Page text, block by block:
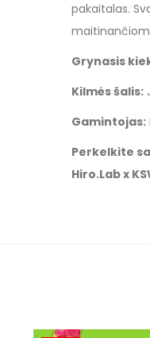
pakaitalas.
Grynasis
Kilmės šalis:
Gamintojas:
Perkelkite
Hiro.Lab x